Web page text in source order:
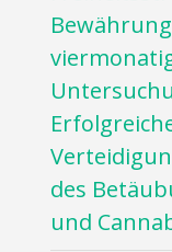
des
und